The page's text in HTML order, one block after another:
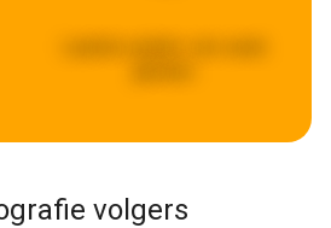
volgers